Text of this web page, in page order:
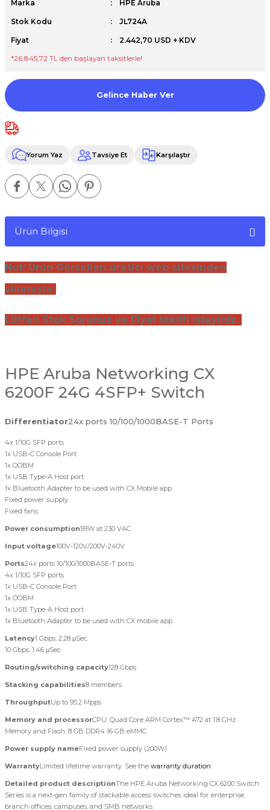
Marka HPE Aruba
Stok Kodu JL724A
Fiyat
2.442,70 USD + KDV
*26.845,72 TL den başlayan taksitlerle!
Gelince Haber Ver
Yorum Yaz Tavsiye Et Karşılaştır
Ürün Bilgisi
Not: Ürün Görselleri üretici web sitesinden
alınmıştır,
Lütfen Stok Sorunuz ve Fiyat teklifi isteyiniz.
HPE Aruba Networking CX
6200F 24G 4SFP+ Switch
Differentiator24x ports 10/100/1000BASE-T Ports
4x 1/10G SFP ports
1x USB-C Console Port
1x OOBM
1x USB Type-A Host port
1x Bluetooth Adapter to be used with CX Mobile app
Fixed power supply
Fixed fans
Power consumption59W at 230 VAC
Input voltage100V-120V/200V-240V
Ports24x ports 10/100/1000BASE-T ports
4x 1/10G SFP ports
1x USB-C Console Port
1x OOBM
1x USB Type-A Host port
1x Bluetooth Adapter to be used with CX mobile app
Latency1 Gbps: 2.28 μSec
10 Gbps: 1.46 μSec
Routing/switching capacity128 Gbps
Stacking capabilities8 members
ThroughputUp to 95.2 Mpps
Memory and processorCPU: Quad Core ARM Cortex™ A72 at 1.8 GHz
Memory and Flash: 8 GB DDR4 16 GB eMMC
Power supply nameFixed power supply (200W)
WarrantyLimited lifetime warranty. See the warranty duration.
Detailed product descriptionThe HPE Aruba Networking CX 6200 Switch
Series is a next-gen family of stackable access switches ideal for enterprise
branch offices, campuses, and SMB networks.